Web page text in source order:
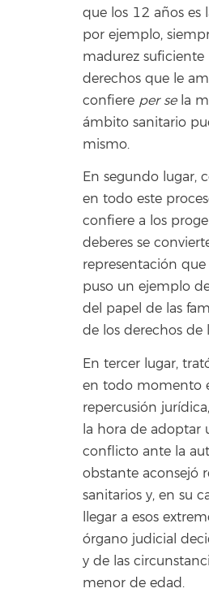
que los 12 años
por ejemplo,
madurez
derechos que le
confiere per sela
ámbito sanitario
mismo.
En segundo lugar,
en todo este
confiere a los
deberes se
representación
puso un ejemplo
del papel de las
de los derechos de
En tercer lugar,
en todo momento
repercusión
la hora de adoptar
conflicto ante la
obstante aconsejó
sanitarios y, en su
llegar a esos
órgano judicial
y de las
menor de edad.